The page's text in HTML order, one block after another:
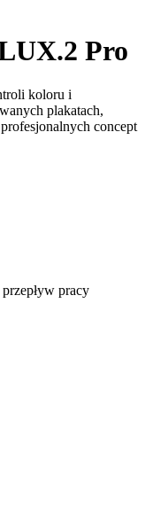
Pro
koloru i
plakatach,
concept
pracy